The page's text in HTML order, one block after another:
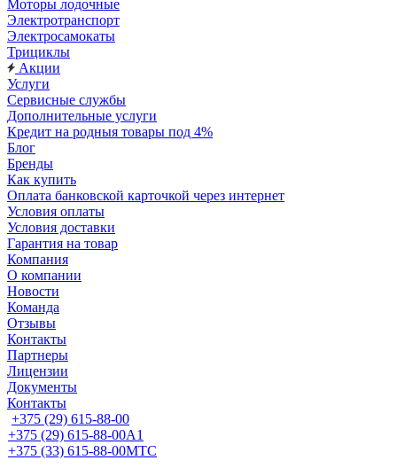
Моторы лодочные
Электротранспорт
Электросамокаты
Трициклы
Акции
Услуги
Сервисные службы
Дополнительные услуги
Кредит на родныя товары под 4%
Блог
Бренды
Как купить
Оплата банковской карточкой через интернет
Условия оплаты
Условия доставки
Гарантия на товар
Компания
О компании
Новости
Команда
Отзывы
Контакты
Партнеры
Лицензии
Документы
Контакты
+375 (29) 615-88-00
+375 (29) 615-88-00A1
+375 (33) 615-88-00МТС